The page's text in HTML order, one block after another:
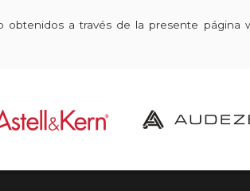
a través de la presente